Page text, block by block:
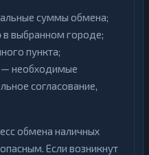
суммы обмена;
в выбранном городе;
пункта;
— необходимые
согласование,
обмена наличных
Если возникнут